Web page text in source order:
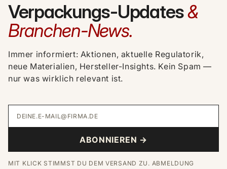
Verpackungs-Updates&
Branchen-News.
Immer informiert: Aktionen, aktuelle Regulatorik,
neue Materialien, Hersteller-Insights. Kein Spam —
nur was wirklich relevant ist.
ABONNIEREN →
MIT KLICK STIMMST DU DEM VERSAND ZU. ABMELDUNG